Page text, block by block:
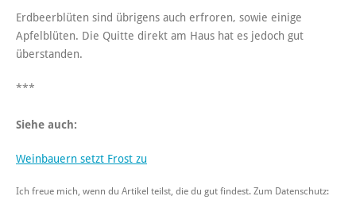
Erdbeerblüten sind übrigens auch erfroren, sowie einige
Apfelblüten. Die Quitte direkt am Haus hat es jedoch gut
überstanden.
***
Siehe auch:
Weinbauern setzt Frost zu
Ich freue mich, wenn du Artikel teilst, die du gut findest. Zum Datenschutz: